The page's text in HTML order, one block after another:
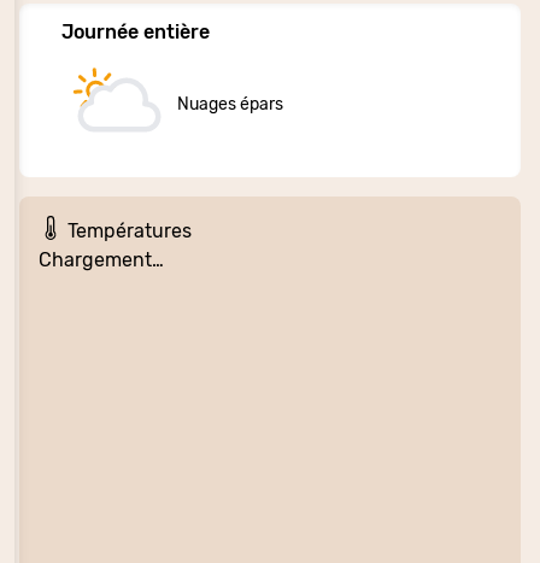
Journée entière
Nuages épars
Températures
Chargement…